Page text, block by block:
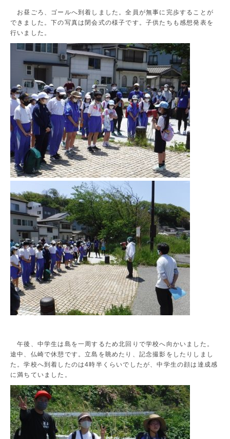
お昼ごろ、ゴールへ到着しました。全員が無事に完歩することが
できました。下の写真は閉会式の様子です。子供たちも感想発表を
行いました。
午後、中学生は島を一周するため北回りで学校へ向かいました。
途中、仏崎で休憩です。立島を眺めたり、記念撮影をしたりしまし
た。学校へ到着したのは4時半くらいでしたが、中学生の顔は達成感
に満ちていました。